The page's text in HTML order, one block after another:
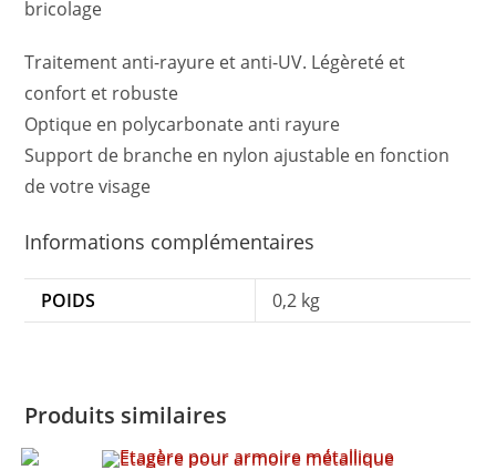
bricolage
Traitement anti-rayure et anti-UV. Légèreté et
confort et robuste
Optique en polycarbonate anti rayure
Support de branche en nylon ajustable en fonction
de votre visage
Informations complémentaires
POIDS 0,2 kg
Produits similaires